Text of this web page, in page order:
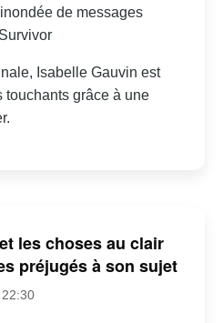
de messages
Isabelle Gauvin est
touchants grâce à une
les choses au clair
préjugés à son sujet